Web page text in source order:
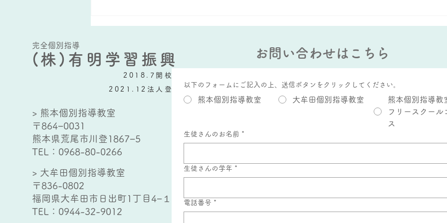
この時点で１時間半も学習時間が
と、単...
学の文章題を解くにあたって、ど
か？ですが、ぶっちゃけ多岐にわ
たりま...
存在
完全個別指導
(株)有明学習振興
2018.7開校
2021.12法人登記
> 熊本個別指導教室
〒864−0031
熊本県荒尾市川登1867−5
TEL： 0968-80-0266
> 大牟田個別指導教室
〒836-0802
福岡県大牟田市日出町1丁目4−１
TEL： 0944-32-9012
お問い合わせはこちら
以下のフォームにご記入の上、送信ボタンをクリックしてください。
熊本個別指導教室 大牟田個別指導教室
熊本個別指導教
フリースクール
ス
生徒さんのお名前 *
生徒さんの学年 *
電話番号 *